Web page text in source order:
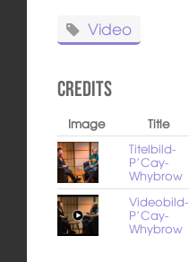
Video
Credits
Image Title
Titelbild-
P’Cay-
Whybrow
Videobild-
P’Cay-
Whybrow